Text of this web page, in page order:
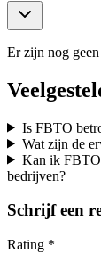
Er zijn nog
Is FBTO
Wat zijn de
Kan ik FBTO
bedrijven?
Schrijf een
Rating *